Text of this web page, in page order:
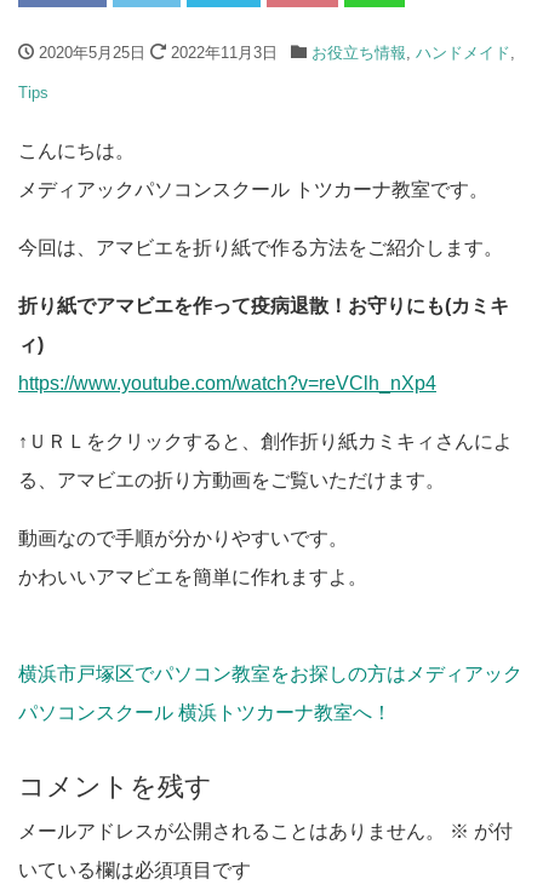
2020年5月25日 2022年11月3日 お役立ち情報, ハンドメイド,
Tips
こんにちは。
メディアックパソコンスクール トツカーナ教室です。
今回は、アマビエを折り紙で作る方法をご紹介します。
折り紙でアマビエを作って疫病退散！お守りにも(カミキ
ィ)
https://www.youtube.com/watch?v=reVClh_nXp4
↑ＵＲＬをクリックすると、創作折り紙カミキィさんによ
る、アマビエの折り方動画をご覧いただけます。
動画なので手順が分かりやすいです。
かわいいアマビエを簡単に作れますよ。
横浜市戸塚区でパソコン教室をお探しの方はメディアック
パソコンスクール 横浜トツカーナ教室へ！
コメントを残す
メールアドレスが公開されることはありません。 ※ が付
いている欄は必須項目です